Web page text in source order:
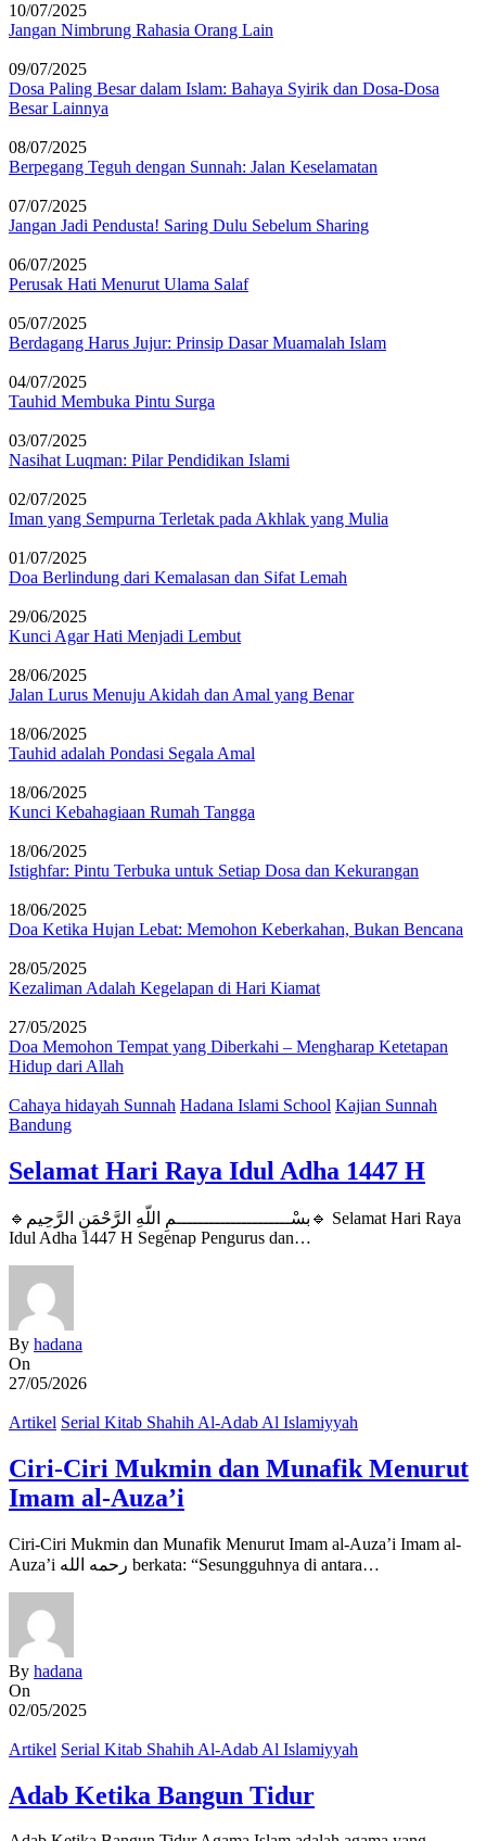
10/07/2025
Jangan Nimbrung Rahasia Orang Lain
09/07/2025
Dosa Paling Besar dalam Islam: Bahaya Syirik dan Dosa-Dosa
Besar Lainnya
08/07/2025
Berpegang Teguh dengan Sunnah: Jalan Keselamatan
07/07/2025
Jangan Jadi Pendusta! Saring Dulu Sebelum Sharing
06/07/2025
Perusak Hati Menurut Ulama Salaf
05/07/2025
Berdagang Harus Jujur: Prinsip Dasar Muamalah Islam
04/07/2025
Tauhid Membuka Pintu Surga
03/07/2025
Nasihat Luqman: Pilar Pendidikan Islami
02/07/2025
Iman yang Sempurna Terletak pada Akhlak yang Mulia
01/07/2025
Doa Berlindung dari Kemalasan dan Sifat Lemah
29/06/2025
Kunci Agar Hati Menjadi Lembut
28/06/2025
Jalan Lurus Menuju Akidah dan Amal yang Benar
18/06/2025
Tauhid adalah Pondasi Segala Amal
18/06/2025
Kunci Kebahagiaan Rumah Tangga
18/06/2025
Istighfar: Pintu Terbuka untuk Setiap Dosa dan Kekurangan
18/06/2025
Doa Ketika Hujan Lebat: Memohon Keberkahan, Bukan Bencana
28/05/2025
Kezaliman Adalah Kegelapan di Hari Kiamat
27/05/2025
Doa Memohon Tempat yang Diberkahi – Mengharap Ketetapan
Hidup dari Allah
Cahaya hidayah Sunnah Hadana Islami School Kajian Sunnah
Bandung
Selamat Hari Raya Idul Adha 1447 H
🔹بسْـــــــــــــــــــــمِ اللّهِ الرَّحْمَنِ الرَّحِيم🔹 Selamat Hari Raya
Idul Adha 1447 H Segenap Pengurus dan…
By hadana
On
27/05/2026
Artikel Serial Kitab Shahih Al-Adab Al Islamiyyah
Ciri-Ciri Mukmin dan Munafik Menurut
Imam al-Auza’i
Ciri-Ciri Mukmin dan Munafik Menurut Imam al-Auza’i Imam al-
Auza’i رحمه الله berkata: “Sesungguhnya di antara…
By hadana
On
02/05/2025
Artikel Serial Kitab Shahih Al-Adab Al Islamiyyah
Adab Ketika Bangun Tidur